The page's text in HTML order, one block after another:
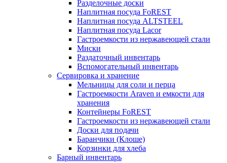
Разделочные доски
Наплитная посуда FoREST
Наплитная посуда ALTSTEEL
Наплитная посуда Lacor
Гастроемкости из нержавеющей стали
Миски
Раздаточный инвентарь
Вспомогательный инвентарь
Сервировка и хранение
Мельницы для соли и перца
Гастроемкости Araven и емкости для
хранения
Контейнеры FoREST
Гастроемкости из нержавеющей стали
Доски для подачи
Баранчики (Клоше)
Корзинки для хлеба
Барный инвентарь